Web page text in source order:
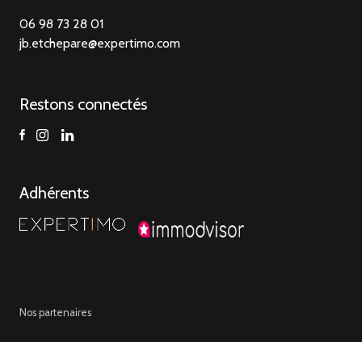
06 98 73 28 01
jb.etchepare@expertimo.com
Restons connectés
Adhérents
Nos partenaires